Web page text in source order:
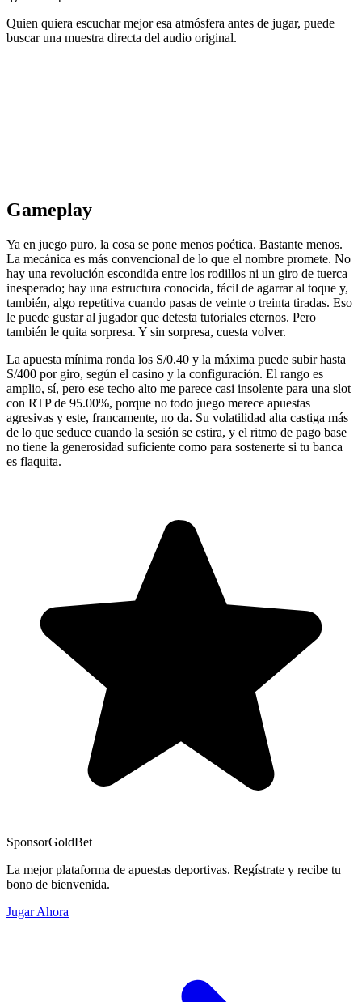
Quien quiera escuchar mejor esa atmósfera antes de jugar, puede
buscar una muestra directa del audio original.
Gameplay
Ya en juego puro, la cosa se pone menos poética. Bastante menos.
La mecánica es más convencional de lo que el nombre promete. No
hay una revolución escondida entre los rodillos ni un giro de tuerca
inesperado; hay una estructura conocida, fácil de agarrar al toque y,
también, algo repetitiva cuando pasas de veinte o treinta tiradas. Eso
le puede gustar al jugador que detesta tutoriales eternos. Pero
también le quita sorpresa. Y sin sorpresa, cuesta volver.
La apuesta mínima ronda los S/0.40 y la máxima puede subir hasta
S/400 por giro, según el casino y la configuración. El rango es
amplio, sí, pero ese techo alto me parece casi insolente para una slot
con RTP de 95.00%, porque no todo juego merece apuestas
agresivas y este, francamente, no da. Su volatilidad alta castiga más
de lo que seduce cuando la sesión se estira, y el ritmo de pago base
no tiene la generosidad suficiente como para sostenerte si tu banca
es flaquita.
SponsorGoldBet
La mejor plataforma de apuestas deportivas. Regístrate y recibe tu
bono de bienvenida.
Jugar Ahora